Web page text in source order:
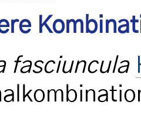
fasciuncula